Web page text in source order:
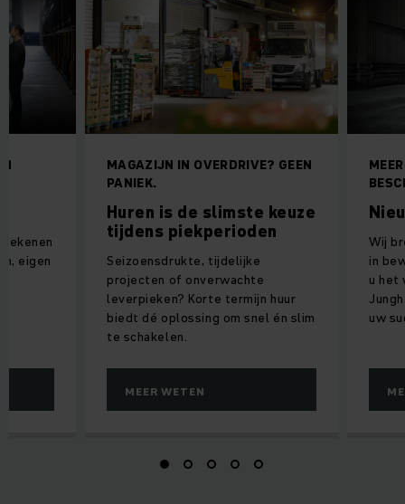
MAGAZIJN IN OVERDRIVE? GEEN
PANIEK.
Huren is de slimste keuze
tijdens piekperioden
Seizoensdrukte, tijdelijke
projecten of onverwachte
leverpieken? Korte termijn huur
biedt dé oplossing om snel én slim
te schakelen.
MEER WETEN
Wij
in
u het
uw
rekenen
eigen